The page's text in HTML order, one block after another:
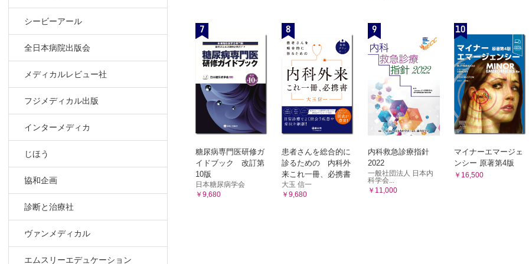
シービーアール
全日本病院出版会
メディカルレビュー社
フジメディカル出版
インターメディカ
じほう
協和企画
診断と治療社
ヴァンメディカル
エムスリーエデュケーション
7
糖尿病専門医研修ガ
イドブック 改訂第
10版
日本糖尿病学会
￥9,680
8
患者さんを総合的に
診るための 内科外
来これ一冊、必携書
大玉 信一
￥9,680
9
内科救急診療指針
2022
一般社団法人 日本内
科学会...
￥11,000
10
マイナーエマージェ
ンシー 原著第4版
￥16,500